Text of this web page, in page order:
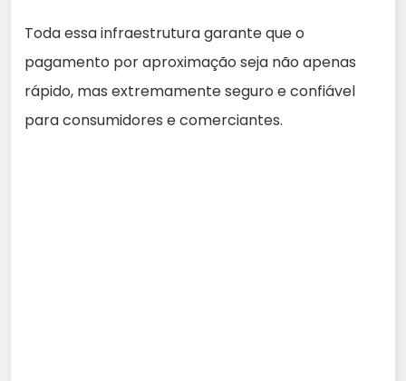
Toda essa infraestrutura garante que o
pagamento por aproximação seja não apenas
rápido, mas extremamente seguro e confiável
para consumidores e comerciantes.